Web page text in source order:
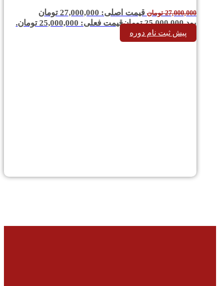
27,000,000 تومان
قیمت اصلی: 27,000,000 تومان
بود.25,000,000 تومانقیمت فعلی: 25,000,000 تومان.
پیش ثبت نام دوره